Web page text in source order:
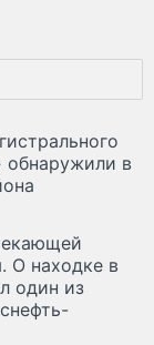
обнаружили в
О находке в
один из